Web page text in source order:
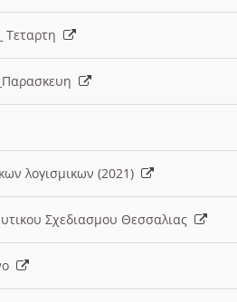
Τεταρτη
λογισμικων (2021)
Σχεδιασμου Θεσσαλιας